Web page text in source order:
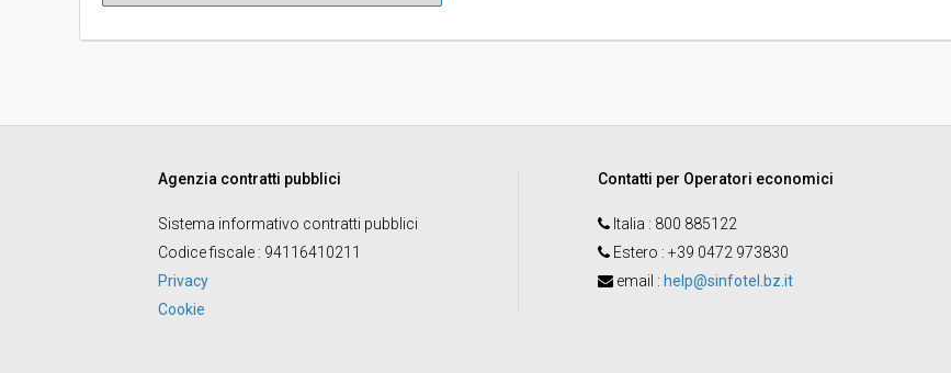
Responsabile unico di progetto: Massimiliano Piarulli
Modalità di Indizione (settori
Agenzia contratti pubblici
Sistema informativo contratti pubblici
Codice fiscale : 94116410211
Privacy
Cookie
Contatti per Operatori economici
Italia : 800 885122
Estero : +39 0472 973830
email : help@sinfotel.bz.it